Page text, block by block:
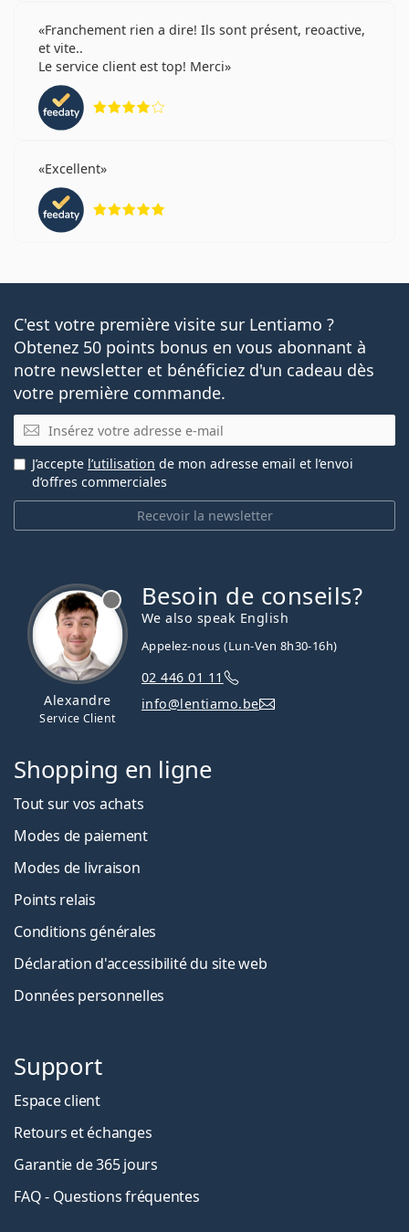
Franchement rien a dire! Ils sont présent, reoactive,
et vite..
Le service client est top! Merci
Excellent
C'est votre première visite sur Lentiamo ?
Obtenez 50 points bonus en vous abonnant à
notre newsletter et bénéficiez d'un cadeau dès
votre première commande.
E-mail
Recevoir la newsletter
J’accepte l’utilisation de mon adresse email et l’envoi
d’offres commerciales
Alexandre
Service Client
Besoin de conseils?
We also speak English
Appelez-nous (Lun-Ven 8h30-16h)
02 446 01 11
info@lentiamo.be
Shopping en ligne
Tout sur vos achats
Modes de paiement
Modes de livraison
Points relais
Conditions générales
Déclaration d'accessibilité du site web
Données personnelles
Support
Espace client
Retours et échanges
Garantie de 365 jours
FAQ - Questions fréquentes